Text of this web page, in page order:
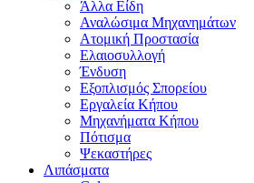
Άλλα Είδη
Αναλώσιμα Μηχανημάτων
Ατομική Προστασία
Ελαιοσυλλογή
Ένδυση
Εξοπλισμός Σπορείου
Εργαλεία Κήπου
Μηχανήματα Κήπου
Πότισμα
Ψεκαστήρες
Λιπάσματα